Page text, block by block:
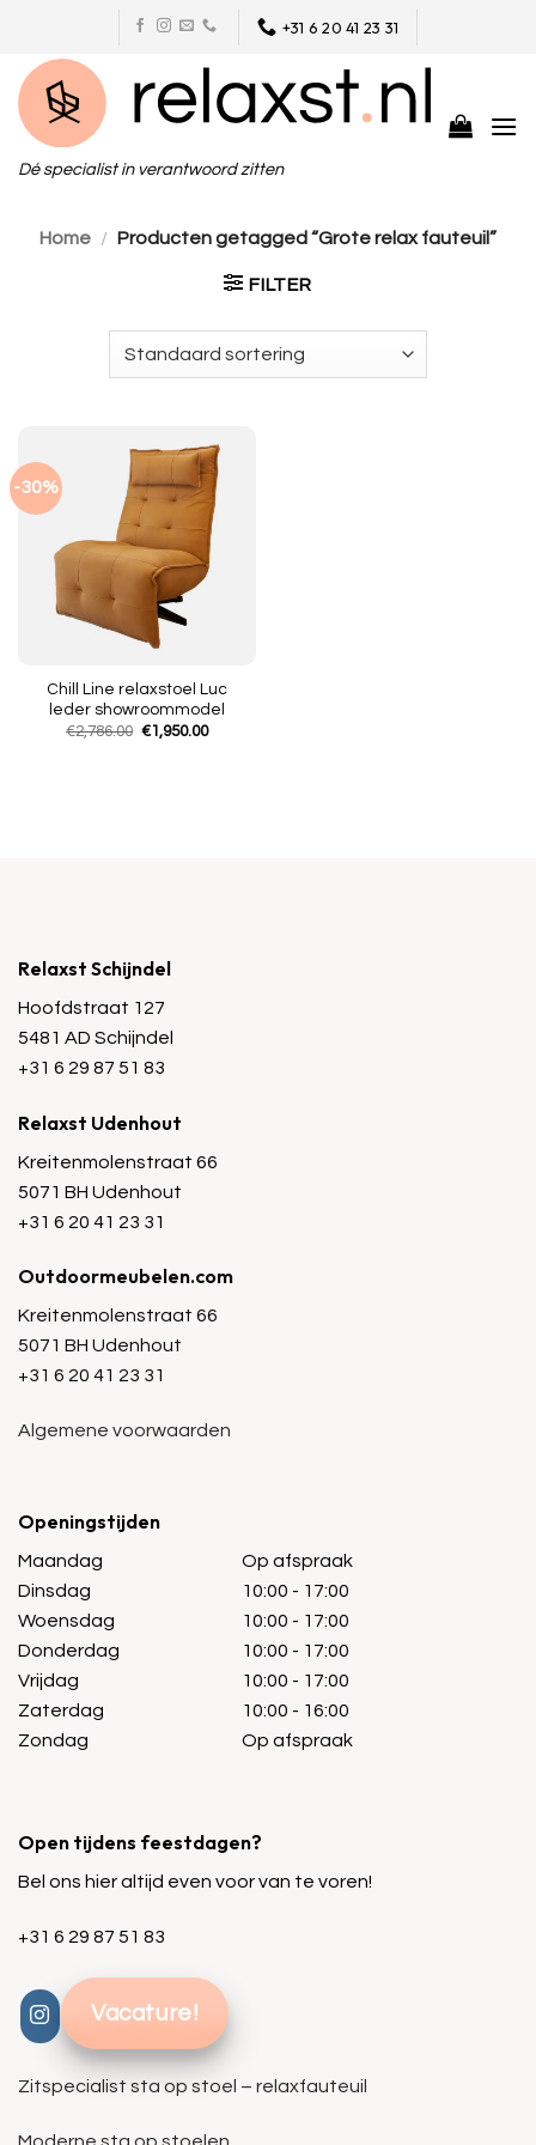
content
+31 6 20 41 23 31
Dé specialist in verantwoord zitten
Home / Producten getagged “Grote relax fauteuil”
FILTER
-30%
Chill Line relaxstoel Luc
leder showroommodel
€2,786.00 Oorspronkelijke
€1,950.00Huidige
Relaxst Schijndel
Hoofdstraat 127
5481 AD Schijndel
+31 6 29 87 51 83
Relaxst Udenhout
Kreitenmolenstraat 66
5071 BH Udenhout
+31 6 20 41 23 31
Outdoormeubelen.com
Kreitenmolenstraat 66
5071 BH Udenhout
+31 6 20 41 23 31
Algemene voorwaarden
Openingstijden
Maandag
Dinsdag
Woensdag
Donderdag
Vrijdag
Zaterdag
Zondag
Op afspraak
10:00 - 17:00
10:00 - 17:00
10:00 - 17:00
10:00 - 17:00
10:00 - 16:00
Op afspraak
Open tijdens feestdagen?
Bel ons hier altijd even voor van te voren!
+31 6 29 87 51 83
Vacature!
Zitspecialist sta op stoel – relaxfauteuil
Moderne sta op stoelen